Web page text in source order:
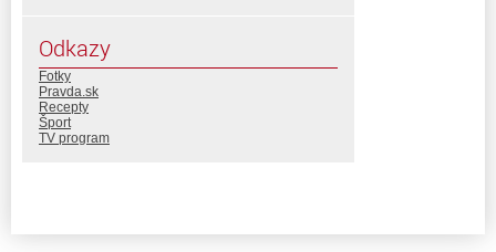
Odkazy
Fotky
Pravda.sk
Recepty
Šport
TV program